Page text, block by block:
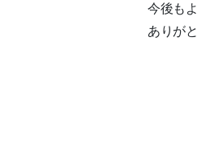
今後も
ありが